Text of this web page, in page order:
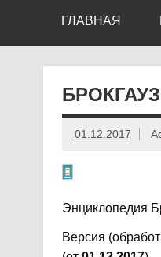
ГЛАВНАЯ
01.12.2017
Энциклопедия
Версия